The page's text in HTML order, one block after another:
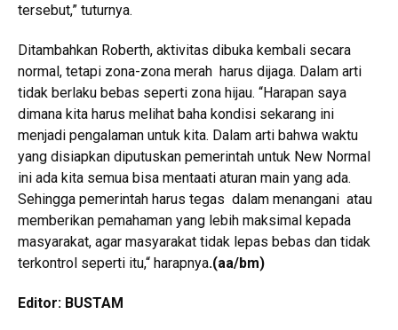
tersebut,” tuturnya.
Ditambahkan Roberth, aktivitas dibuka kembali secara
normal, tetapi zona-zona merah harus dijaga. Dalam arti
tidak berlaku bebas seperti zona hijau. “Harapan saya
dimana kita harus melihat baha kondisi sekarang ini
menjadi pengalaman untuk kita. Dalam arti bahwa waktu
yang disiapkan diputuskan pemerintah untuk New Normal
ini ada kita semua bisa mentaati aturan main yang ada.
Sehingga pemerintah harus tegas dalam menangani atau
memberikan pemahaman yang lebih maksimal kepada
masyarakat, agar masyarakat tidak lepas bebas dan tidak
terkontrol seperti itu,“ harapnya.(aa/bm)
Editor: BUSTAM